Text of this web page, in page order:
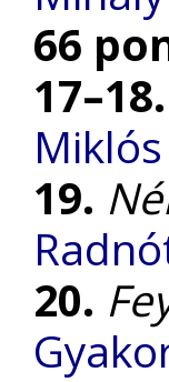
66
17–18.
19.
20.